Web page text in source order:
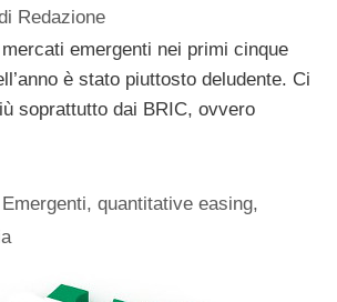
Redazione
mercati emergenti nei primi cinque
è stato piuttosto deludente. Ci
soprattutto dai BRIC, ovvero
,quantitative easing,